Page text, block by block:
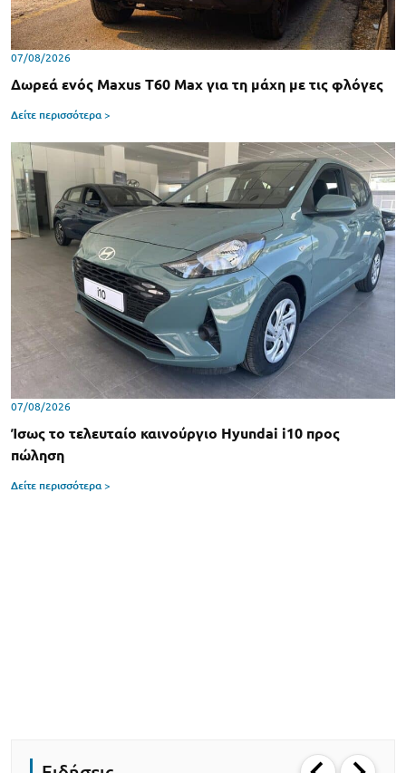
07/08/2026
Δωρεά ενός Maxus T60 Max για τη μάχη με τις φλόγες
Δείτε περισσότερα >
07/08/2026
Ίσως το τελευταίο καινούργιο Hyundai i10 προς
πώληση
Δείτε περισσότερα >